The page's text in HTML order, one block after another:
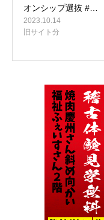
オンシップ選抜 #…
2023.10.14
旧サイト分